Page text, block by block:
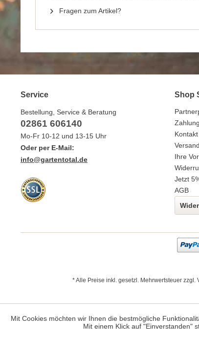
Fragen zum Artikel?
Service
Bestellung, Service & Beratung
02861 606140
Mo-Fr 10-12 und 13-15 Uhr
Oder per E-Mail:
info@gartentotal.de
Shop
Kontakt
Ihre
Jetzt
AGB
* Alle Preise inkl. gesetzl. Mehrwertsteuer zzgl.
Mit Cookies möchten wir Ihnen die bestmögliche
Mit einem Klick auf "Einverstanden"